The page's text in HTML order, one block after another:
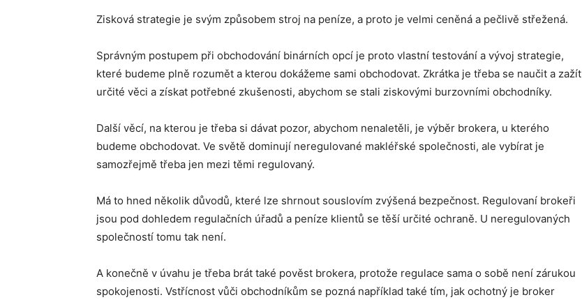
Zisková strategie je svým způsobem stroj na peníze, a proto je velmi ceněná a pečlivě střežená.
Správným postupem při obchodování binárních opcí je proto vlastní testování a vývoj strategie,
které budeme plně rozumět a kterou dokážeme sami obchodovat. Zkrátka je třeba se naučit a zažít
určité věci a získat potřebné zkušenosti, abychom se stali ziskovými burzovními obchodníky.
Další věcí, na kterou je třeba si dávat pozor, abychom nenaletěli, je výběr brokera, u kterého
budeme obchodovat. Ve světě dominují neregulované makléřské společnosti, ale vybírat je
samozřejmě třeba jen mezi těmi regulovaný.
Má to hned několik důvodů, které lze shrnout souslovím zvýšená bezpečnost. Regulovaní brokeři
jsou pod dohledem regulačních úřadů a peníze klientů se těší určité ochraně. U neregulovaných
společností tomu tak není.
A konečně v úvahu je třeba brát také pověst brokera, protože regulace sama o sobě není zárukou
spokojenosti. Vstřícnost vůči obchodníkům se pozná například také tím, jak ochotný je broker